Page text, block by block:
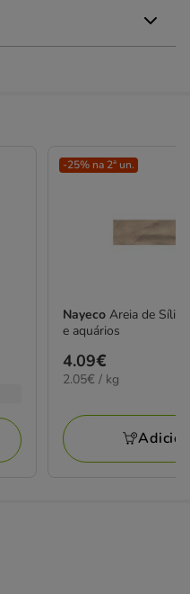
-25% na 2ª un.
NayecoAreia de
e aquários
Preço
4.09€
4.09€
2.05€
2.05€ / kg